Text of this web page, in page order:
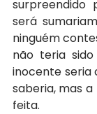
surpreendido
será
ninguém
não teria
inocente seria
saberia, mas
feita.